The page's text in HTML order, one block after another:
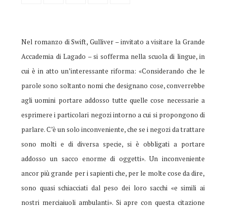
Nel romanzo di Swift, Gulliver – invitato a visitare la Grande
Accademia di Lagado – si sofferma nella scuola di lingue, in
cui è in atto un’interessante riforma: «Considerando che le
parole sono soltanto nomi che designano cose, converrebbe
agli uomini portare addosso tutte quelle cose necessarie a
esprimere i particolari negozi intorno a cui si propongono di
parlare. C’è un solo inconveniente, che se i negozi da trattare
sono molti e di diversa specie, si è obbligati a portare
addosso un sacco enorme di oggetti». Un inconveniente
ancor più grande per i sapienti che, per le molte cose da dire,
sono quasi schiacciati dal peso dei loro sacchi «e simili ai
nostri merciaiuoli ambulanti». Si apre con questa citazione